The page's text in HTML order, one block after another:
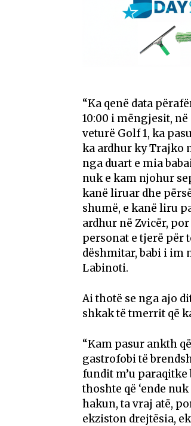
“Ka qenë data
10:00 i mëngjesit,
veturë Golf 1, ka
ka ardhur ky Trajko
nga duart e mia
nuk e kam njohur
kanë liruar dhe
shumë, e kanë liru
ardhur në Zvicër,
personat e tjerë për
dëshmitar, babi i im
Labinoti.
Ai thotë se nga ajo
shkak të tmerrit që
“Kam pasur ankth
gastrofobi të
fundit m’u
thoshte që ‘ende
hakun, ta vraj atë,
ekziston drejtësia,